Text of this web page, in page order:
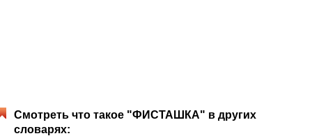
Смотреть что такое "ФИСТАШКА" в других
словарях: